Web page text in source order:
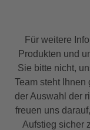
Für weitere
Produkten und
Sie bitte nicht,
Team steht Ihnen
der Auswahl der
freuen uns
Aufstieg sicher